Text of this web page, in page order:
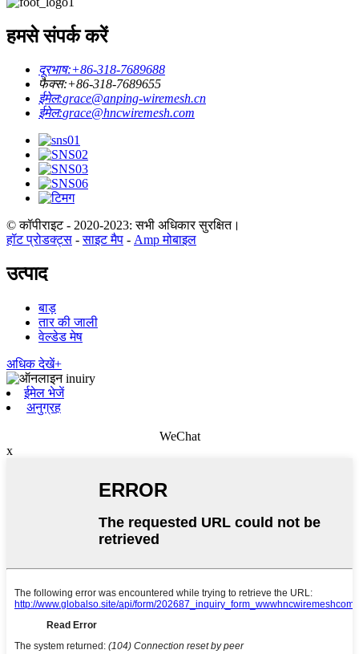
हमसे संपर्क करें
दूरभाष:+86-318-7689688
फैक्स:+86-318-7689655
ईमेल:grace@anping-wiremesh.cn
ईमेल:grace@hncwiremesh.com
© कॉपीराइट - 2020-2023: सभी अधिकार सुरक्षित।
हॉट प्रोडक्ट्स -साइट मैप - Amp मोबाइल
उत्पाद
बाड़
तार की जाली
वेल्डेड मेष
अधिक देखें+
ईमेल भेजें
अनुग्रह
WeChat
x